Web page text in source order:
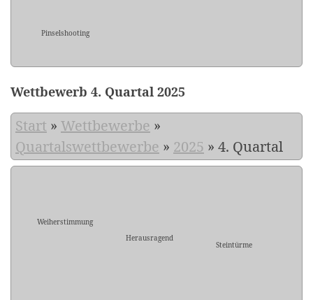
Pinselshooting
Wettbewerb 4. Quartal 2025
Start » Wettbewerbe »
Quartalswettbewerbe » 2025 » 4. Quartal
Weiherstimmung
Herausragend
Steintürme